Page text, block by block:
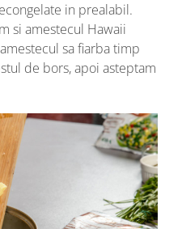
in prealabil.
si amestecul Hawaii
sa fiarba timp
de bors, apoi asteptam